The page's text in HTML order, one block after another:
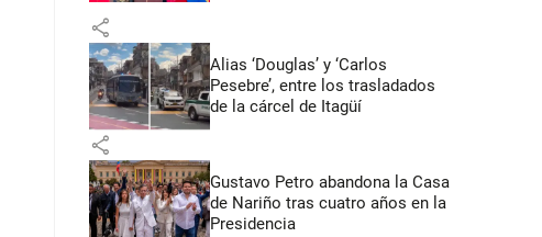
share
Alias ‘Douglas’ y ‘Carlos
Pesebre’, entre los trasladados
de la cárcel de Itagüí
share
Gustavo Petro abandona la Casa
de Nariño tras cuatro años en la
Presidencia